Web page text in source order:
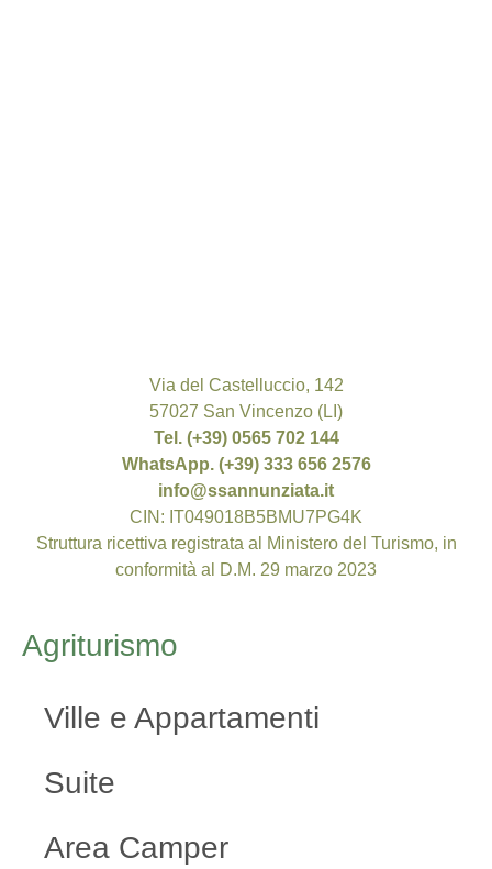
Via del Castelluccio, 142
57027 San Vincenzo (LI)
Tel. (+39) 0565 702 144
WhatsApp. (+39) 333 656 2576
info@ssannunziata.it
CIN: IT049018B5BMU7PG4K
Struttura ricettiva registrata al Ministero del Turismo, in
conformità al D.M. 29 marzo 2023
Agriturismo
Ville e Appartamenti
Suite
Area Camper